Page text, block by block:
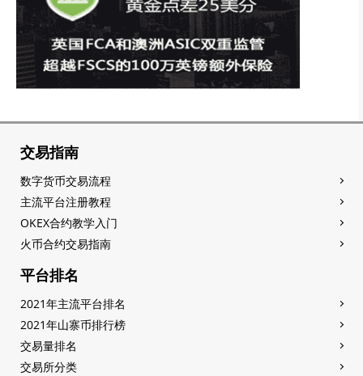
交易指南
数字货币交易流程
主流平台注册教程
OKEX合约教学入门
火币合约交易指南
平台排名
2021年主流平台排名
2021年山寨币排行榜
交易量排名
交易所分类